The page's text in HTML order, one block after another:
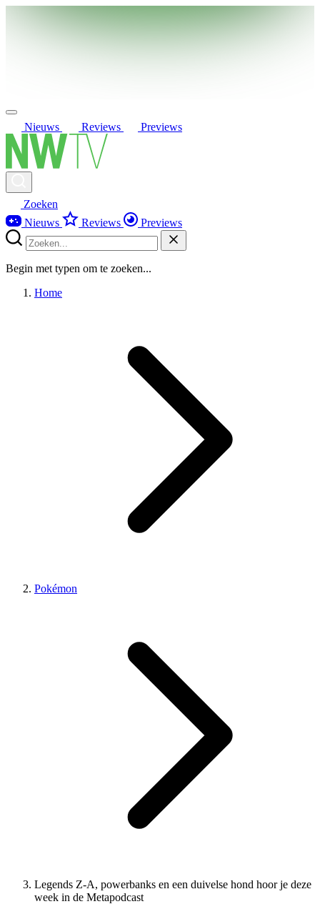
Nieuws Reviews Previews
Zoeken
Nieuws
Reviews Previews
Begin met typen om te zoeken...
Home
Pokémon
Legends Z-A, powerbanks en een duivelse hond hoor je deze
week in de Metapodcast